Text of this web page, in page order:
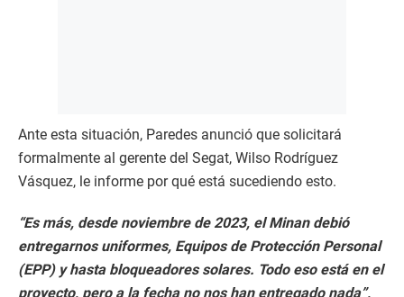
Ante esta situación, Paredes anunció que solicitará
formalmente al gerente del Segat, Wilso Rodríguez
Vásquez, le informe por qué está sucediendo esto.
“Es más, desde noviembre de 2023, el Minan debió
entregarnos uniformes, Equipos de Protección Personal
(EPP) y hasta bloqueadores solares. Todo eso está en el
proyecto, pero a la fecha no nos han entregado nada”,